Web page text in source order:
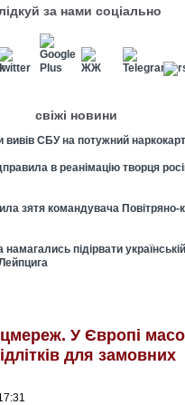
за нами соціально
свіжі новини
вивів СБУ на потужний
в реанімацію творця
зятя командувача Повітряно-
підірвати
У Європі
для замовних